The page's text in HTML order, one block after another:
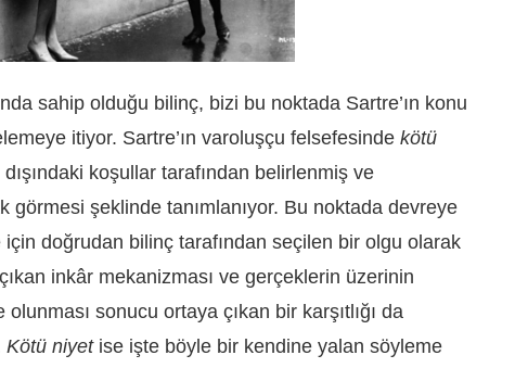
sahip olduğu bilinç, bizi bu noktada Sartre’ın konu
itiyor. Sartre’ın varoluşçu felsefesinde kötü
koşullar tarafından belirlenmiş ve
görmesi şeklinde tanımlanıyor. Bu noktada devreye
için doğrudan bilinç tarafından seçilen bir olgu olarak
inkâr mekanizması ve gerçeklerin üzerinin
sonucu ortaya çıkan bir karşıtlığı da
Kötü niyetise işte böyle bir kendine yalan söyleme